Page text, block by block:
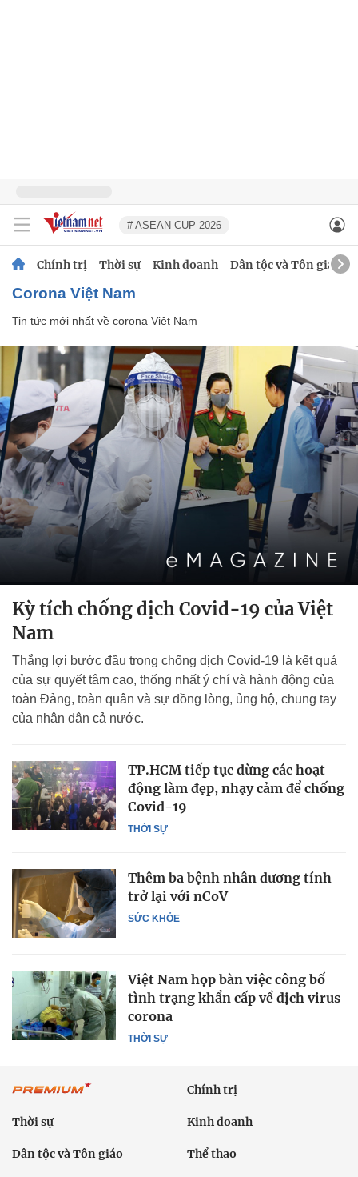
# ASEAN CUP 2026
Chính trị Thời sự Kinh doanh Dân tộc và Tôn giáo
corona Việt Nam
Tin tức mới nhất về corona Việt Nam
Kỳ tích chống dịch Covid-19 của Việt
Nam
Thắng lợi bước đầu trong chống dịch Covid-19 là kết quả
của sự quyết tâm cao, thống nhất ý chí và hành động của
toàn Đảng, toàn quân và sự đồng lòng, ủng hộ, chung tay
của nhân dân cả nước.
THỜI SỰ
TP.HCM tiếp tục dừng các hoạt
động làm đẹp, nhạy cảm để chống
Covid-19
SỨC KHỎE
Thêm ba bệnh nhân dương tính
trở lại với nCoV
THỜI SỰ
Việt Nam họp bàn việc công bố
tình trạng khẩn cấp về dịch virus
corona
Chính trị
Thời sự Kinh doanh
Dân tộc và Tôn giáo Thể thao